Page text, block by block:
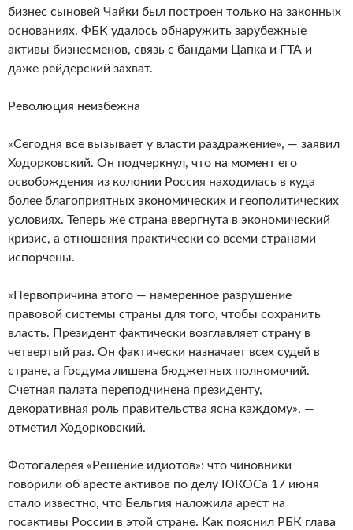
бизнес сыновей Чайки был построен только на законных
основаниях. ФБК удалось обнаружить зарубежные
активы бизнесменов, связь с бандами Цапка и ГТА и
даже рейдерский захват.
Революция неизбежна
«Сегодня все вызывает у власти раздражение», — заявил
Ходорковский. Он подчеркнул, что на момент его
освобождения из колонии Россия находилась в куда
более благоприятных экономических и геополитических
условиях. Теперь же страна ввергнута в экономический
кризис, а отношения практически со всеми странами
испорчены.
«Первопричина этого — намеренное разрушение
правовой системы страны для того, чтобы сохранить
власть. Президент фактически возглавляет страну в
четвертый раз. Он фактически назначает всех судей в
стране, а Госдума лишена бюджетных полномочий.
Счетная палата переподчинена президенту,
декоративная роль правительства ясна каждому», —
отметил Ходорковский.
Фотогалерея «Решение идиотов»: что чиновники
говорили об аресте активов по делу ЮКОСа ​​17 июня
стало известно, что Бельгия наложила арест на
госактивы России в этой стране. Как пояснил РБК глава